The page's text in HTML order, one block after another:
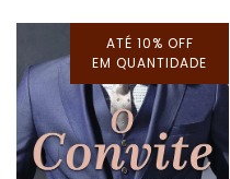
ATÉ 10% OFF
EM QUANTIDADE